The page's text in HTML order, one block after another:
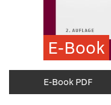
E-Book
E-Book PDF